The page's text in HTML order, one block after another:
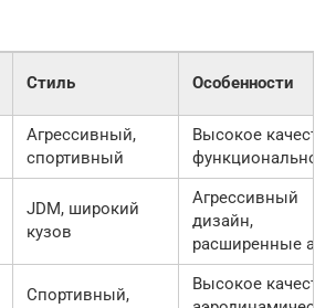
Стиль Особенности
Агрессивный,
спортивный
Высокое
JDM, широкий
кузов
Агрессивный
дизайн,
расширенные
Спортивный,
Высокое